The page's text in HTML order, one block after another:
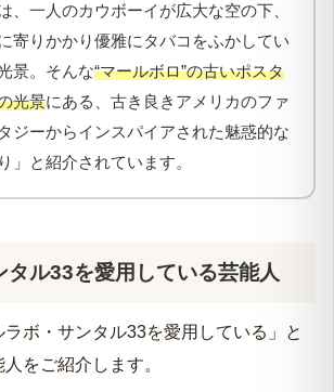
、一人のカウボーイが広大な空の下、
寄りかかり優雅にタバコをふかしてい
景。そんな“マールボロ”の古いポスタ
光景にある、古き良きアメリカのファ
ジーからインスパイアされた魅惑的な
」と紹介されています。
タル33を愛用している芸能人
ボ・サンタル33を愛用している」と
をご紹介します。